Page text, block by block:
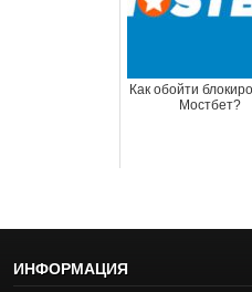
Как обойти
Мостбет?
ИНФОРМАЦИЯ